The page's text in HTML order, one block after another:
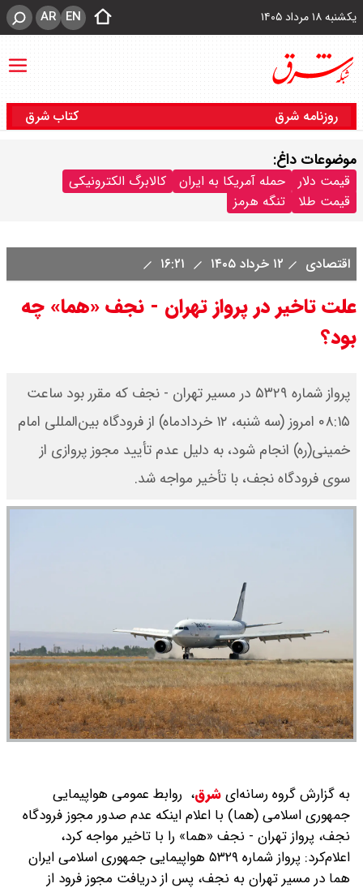
یکشنبه ۱۸ مرداد ۱۴۰۵ EN
AR
روزنامه شرق کتاب شرق
موضوعات داغ:
قیمت دلار حمله آمریکا به ایران
کالابرگ الکترونیکی
قیمت طلا
تنگه هرمز
اقتصادی ۱۲ خرداد ۱۴۰۵
علت تاخیر در پرواز تهران - نجف «هما» چه
بود؟
پرواز شماره ۵۳۲۹ در مسیر تهران - نجف که مقرر بود ساعت
۰۸:۱۵ امروز (سه شنبه، ۱۲ خردادماه) از فرودگاه بین‌المللی امام
خمینی(ره) انجام شود، به دلیل عدم تأیید مجوز پروازی از
سوی فرودگاه نجف، با تأخیر مواجه شد.
به گزارش گروه رسانه‌ایشرق، روابط عمومی هواپیمایی
جمهوری اسلامی (هما) با اعلام اینکه عدم صدور مجوز فرودگاه
نجف، پرواز تهران - نجف «هما» را با تاخیر مواجه کرد،
اعلام‌کرد: پرواز شماره ۵۳۲۹ هواپیمایی جمهوری اسلامی ایران
هما در مسیر تهران به نجف، پس از دریافت مجوز فرود از